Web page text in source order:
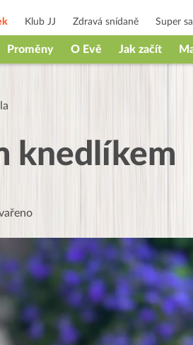
Klub JJ Zdravá snídaně Super
Proměny O Evě Jak začít
knedlíkem